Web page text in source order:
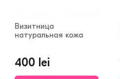
Визитница
натуральная кожа
400 lei